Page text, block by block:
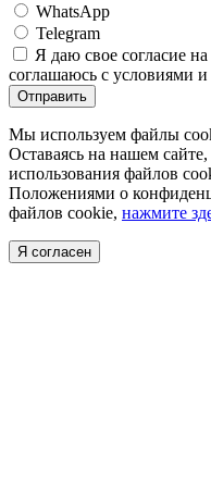
WhatsApp
Telegram
Я даю свое согласие
соглашаюсь с условиями и
Отправить
Мы используем файлы
Оставаясь на нашем
использования файлов
Положениями о
файлов cookie, нажмите
Я согласен